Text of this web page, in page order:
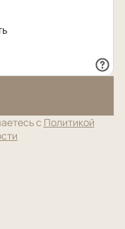
с Политикой